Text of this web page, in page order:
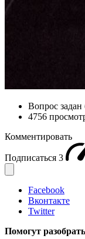
Вопрос задан
4756
Комментировать
Подписаться 3
Facebook
Вконтакте
Twitter
Помогут